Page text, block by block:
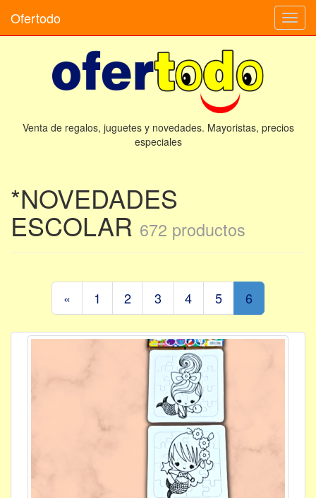
Venta de regalos, juguetes y novedades. Mayoristas, precios
especiales
Ofertodo
*NOVEDADES
ESCOLAR 672 productos
« 1 2 3 4 5 6